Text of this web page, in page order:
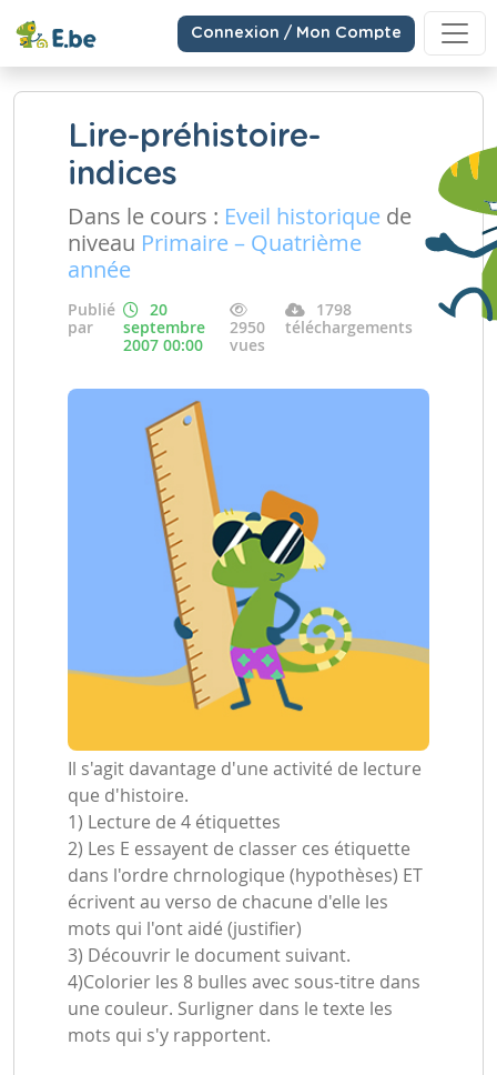
Connexion / Mon Compte
Lire-préhistoire-
indices
Dans le cours : Eveil historique de
niveau Primaire – Quatrième
année
Publié
par
20
septembre
2007 00:00
2950
vues
1798
téléchargements
Il s'agit davantage d'une activité de lecture
que d'histoire.
1) Lecture de 4 étiquettes
2) Les E essayent de classer ces étiquette
dans l'ordre chrnologique (hypothèses) ET
écrivent au verso de chacune d'elle les
mots qui l'ont aidé (justifier)
3) Découvrir le document suivant.
4)Colorier les 8 bulles avec sous-titre dans
une couleur. Surligner dans le texte les
mots qui s'y rapportent.